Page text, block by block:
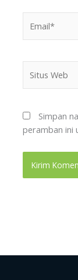
Web
Simpan
peramban ini